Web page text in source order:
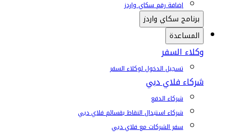
إضافة رقم سكاي واردز
برنامج سكاي واردز
المساعدة
وكلاء السفر
تسجيل الدخول لوكلاء السفر
شركاء فلاي دبي
شركاء الدفع
شركاء استبدال النقاط بقسائم فلاي دبي
سفر الشركات مع فلاي دبي